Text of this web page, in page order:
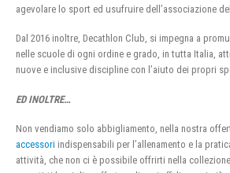
agevolare lo sport ed usufruire dell’associazione
Dal 2016 inoltre, Decathlon Club, si impegna a
nelle scuole di ogni ordine e grado, in tutta Italia,
nuove e inclusive discipline con l’aiuto dei propri
ED INOLTRE…
Non vendiamo solo abbigliamento, nella nostra
accessori indispensabili per l’allenamento e la
attività, che non ci è possibile offrirti nella collezione